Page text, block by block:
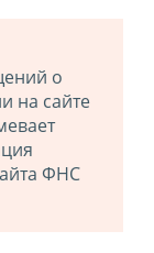
о
на сайте
ФНС